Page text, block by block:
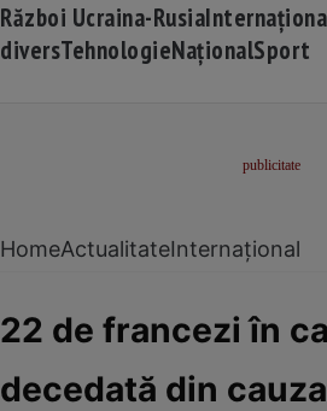
Război Ucraina-Rusia
diversTehnologieNaționalSport
HomeActualitateInternațional
22 de francezi în
decedată din